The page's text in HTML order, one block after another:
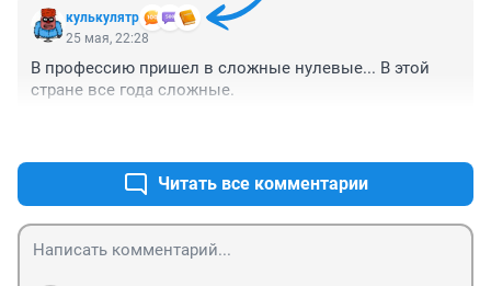
кулькулятр
25 мая, 22:28
В профессию пришел в сложные нулевые... В этой
стране все года сложные.
Читать все комментарии